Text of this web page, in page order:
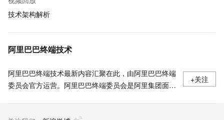
技术架构解析
阿里巴巴终端技术
阿里巴巴终端技术最新内容汇聚在此，由阿里巴巴终端
委员会官方运营。阿里巴巴终端委员会是阿里集团面向
+关注